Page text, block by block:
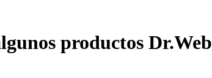
productos Dr.Web